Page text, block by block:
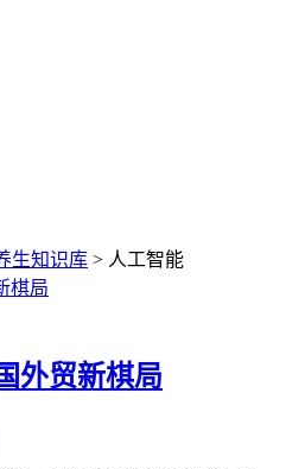
生知识库 > 人工智能
外贸新棋局